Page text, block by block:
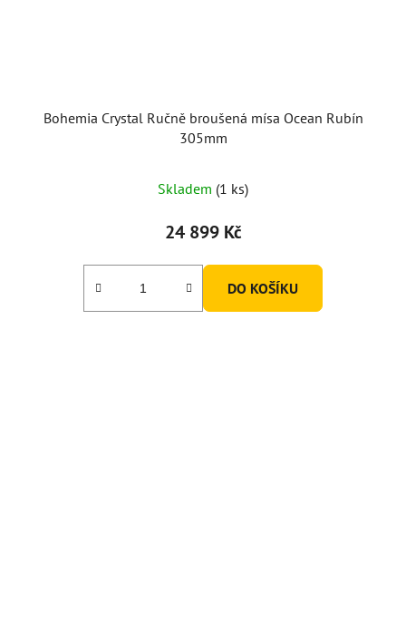
Bohemia Crystal Ručně broušená mísa Ocean Rubín
305mm
Skladem (1 ks)
24 899 Kč
DO KOŠÍKU